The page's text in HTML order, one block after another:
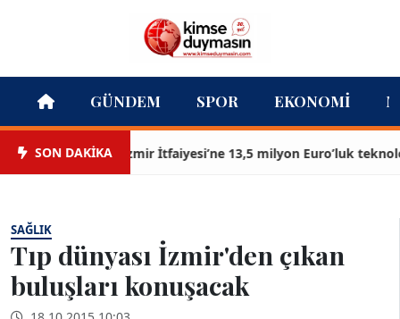
GÜNDEM SPOR EKONOMI
SON DAKİKAİzmir İtfaiyesi’ne 13,5 milyon Euro’luk teknoloji
SAĞLIK
Tıp dünyası İzmir'den çıkan
buluşları konuşacak